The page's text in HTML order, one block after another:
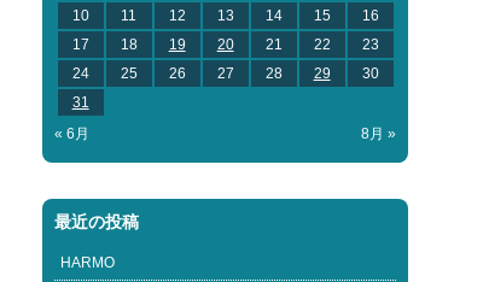
10
11 12 13 14 15
16
17
18 19 20 21 22
23
24
25 26 27 28 29
30
31
« 6月
8月 »
最近の投稿
HARMO